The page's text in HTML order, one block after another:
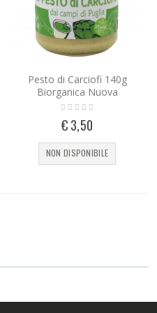
Pesto di Carciofi 140g
Biorganica Nuova
€ 3,50
NON DISPONIBILE